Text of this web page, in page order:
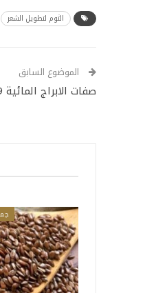
الثوم لتطويل الشعر
الموضوع السابق
صفات الابراج المائية 2019 بالتفصيل